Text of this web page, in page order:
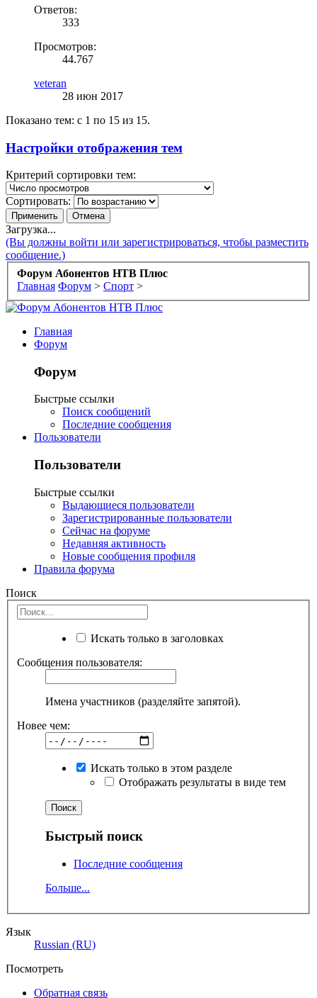
Ответов:
333
Просмотров:
44.767
veteran
28 июн 2017
Показано тем: с 1 по 15 из 15.
Настройки отображения тем
Критерий сортировки тем:
Сортировать:
Загрузка...
(Вы должны войти или зарегистрироваться, чтобы разместить
сообщение.)
Форум Абонентов НТВ Плюс
Главная Форум > Спорт >
Главная
Форум
Форум
Быстрые ссылки
Поиск сообщений
Последние сообщения
Пользователи
Пользователи
Быстрые ссылки
Выдающиеся пользователи
Зарегистрированные пользователи
Сейчас на форуме
Недавняя активность
Новые сообщения профиля
Правила форума
Поиск
Искать только в заголовках
Сообщения пользователя:
Имена участников (разделяйте запятой).
Новее чем:
Искать только в этом разделе
Отображать результаты в виде тем
Быстрый поиск
Последние сообщения
Больше...
Язык
Russian (RU)
Посмотреть
Обратная связь